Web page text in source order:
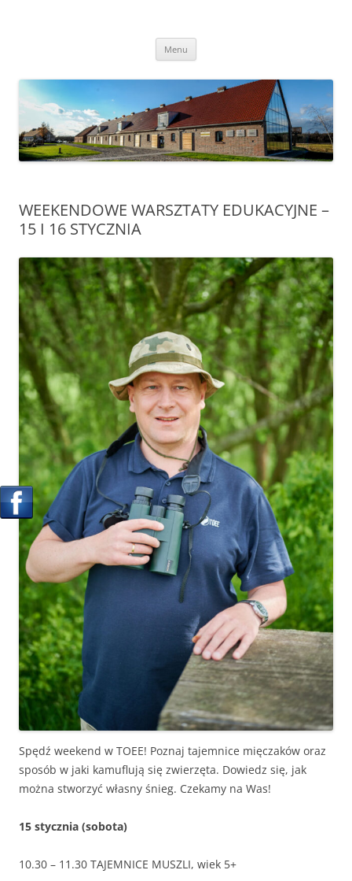
Ekologicznej w Zalesiu
Menu
WEEKENDOWE WARSZTATY EDUKACYJNE –
15 I 16 STYCZNIA
Spędź weekend w TOEE! Poznaj tajemnice mięczaków oraz
sposób w jaki kamuflują się zwierzęta. Dowiedz się, jak
można stworzyć własny śnieg. Czekamy na Was!
15 stycznia (sobota)
10.30 – 11.30 TAJEMNICE MUSZLI, wiek 5+